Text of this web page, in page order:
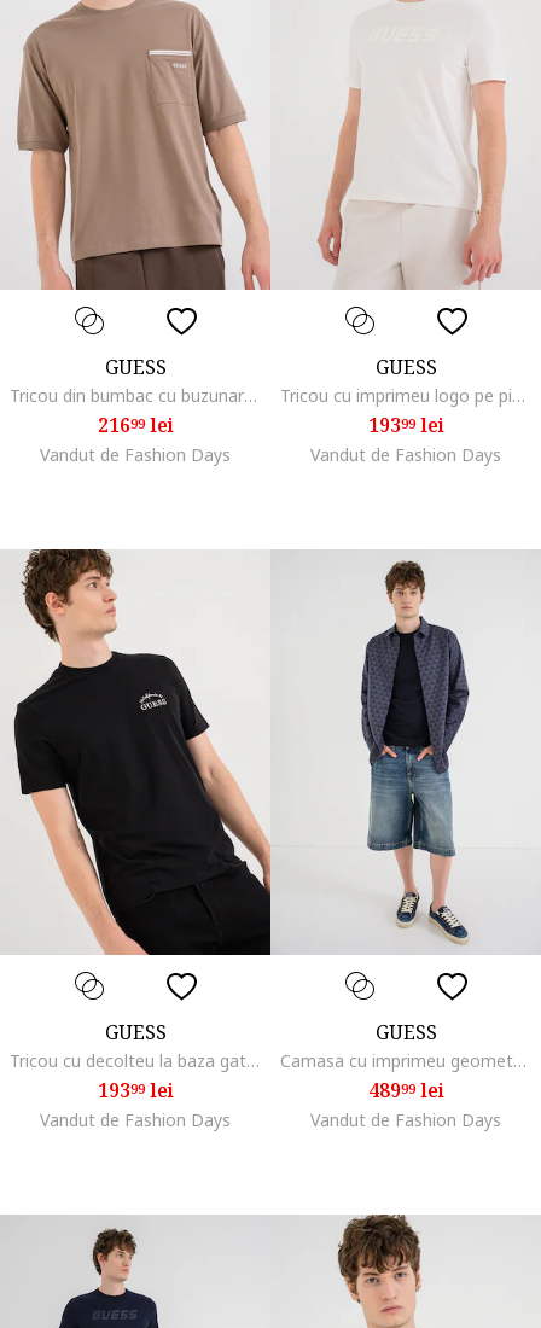
GUESS
Tricou din bumbac cu buzunar pe piept, Maro taupe deschis
21699lei
Vandut de Fashion Days
GUESS
Tricou cu imprimeu logo pe piept, Alb optic
19399lei
Vandut de Fashion Days
GUESS
Tricou cu decolteu la baza gatului si logo, Negru
19399lei
Vandut de Fashion Days
GUESS
Camasa cu imprimeu geometric, Albastru stins
48999lei
Vandut de Fashion Days